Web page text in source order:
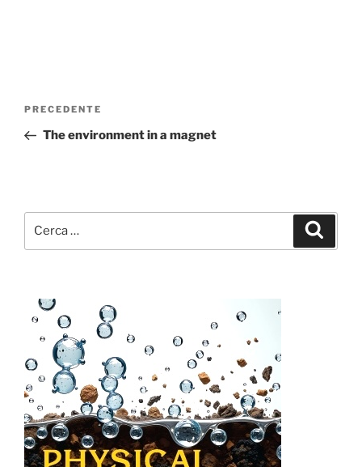
Navigazione
Articolo
precedente:
PRECEDENTE
The environment in a magnet